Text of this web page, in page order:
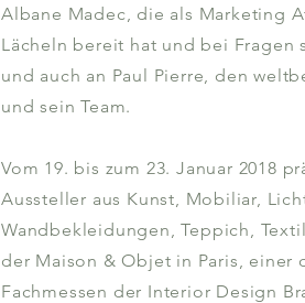
Albane Madec, die als Marketing
Lächeln bereit hat und bei Fragen
und auch an Paul Pierre, den
und sein Team.
Vom 19. bis zum 23. Januar 2018
Aussteller aus Kunst, Mobiliar,
Wandbekleidungen, Teppich,
der Maison & Objet in Paris, einer
Fachmessen der Interior Design